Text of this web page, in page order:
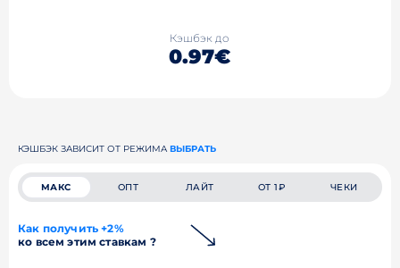
Кэшбэк до
0.97€
КЭШБЭК ЗАВИСИТ ОТ РЕЖИМА ВЫБРАТЬ
МАКС ОПТ ЛАЙТ ОТ 1₽ ЧЕКИ
Как получить +2%
ко всем этим ставкам ?